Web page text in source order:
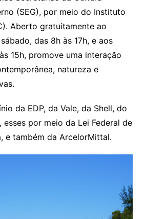
(SEG), por meio do Instituto
Aberto gratuitamente ao
das 8h às 17h, e aos
15h, promove uma interação
natureza e
da EDP, da Vale, da Shell, do
esses por meio da Lei Federal de
e também da ArcelorMittal.